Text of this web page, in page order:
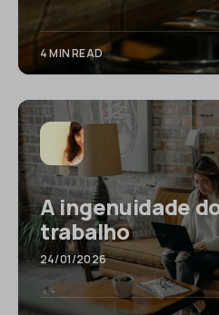
4 MIN READ
A ingenuidade
trabalho
24/01/2026